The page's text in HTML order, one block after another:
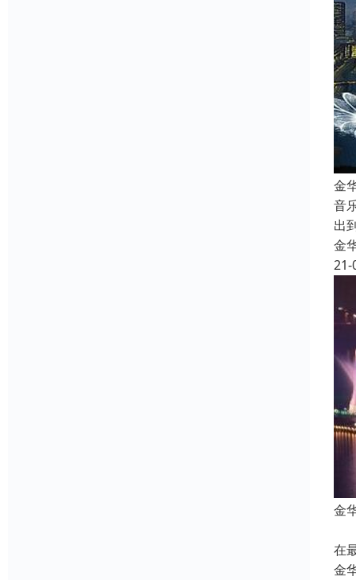
金
音
出
金
21-
金
在
金